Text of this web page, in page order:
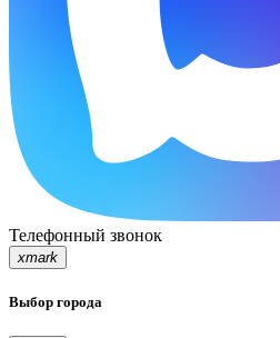
Телефонный звонок
xmark
Выбор города